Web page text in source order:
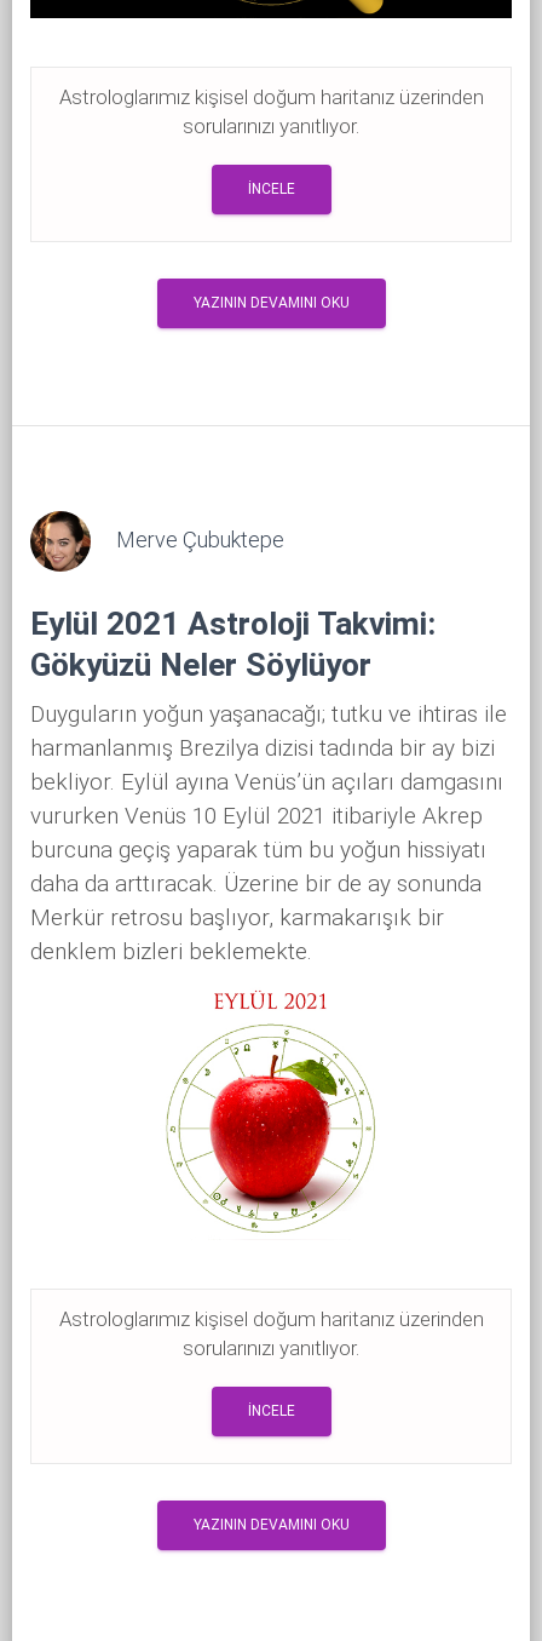
Astrologlarımız kişisel doğum haritanız üzerinden
sorularınızı yanıtlıyor.
İNCELE
YAZININ DEVAMINI OKU
Merve Çubuktepe
Eylül 2021 Astroloji Takvimi:
Gökyüzü Neler Söylüyor
Duyguların yoğun yaşanacağı; tutku ve ihtiras ile
harmanlanmış Brezilya dizisi tadında bir ay bizi
bekliyor. Eylül ayına Venüs’ün açıları damgasını
vururken Venüs 10 Eylül 2021 itibariyle Akrep
burcuna geçiş yaparak tüm bu yoğun hissiyatı
daha da arttıracak. Üzerine bir de ay sonunda
Merkür retrosu başlıyor, karmakarışık bir
denklem bizleri beklemekte.
Astrologlarımız kişisel doğum haritanız üzerinden
sorularınızı yanıtlıyor.
İNCELE
YAZININ DEVAMINI OKU